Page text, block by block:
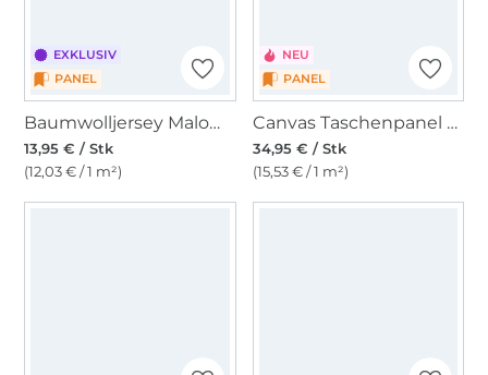
EXKLUSIV
PANEL
Baumwolljersey Malomi Panel Springtime, dunkelblau 145 x 80 cm
13,95 € / Stk
(12,03 € / 1 m²)
NEU
PANEL
Canvas Taschenpanel Sardines 150 x 150 cm
34,95 € / Stk
(15,53 € / 1 m²)